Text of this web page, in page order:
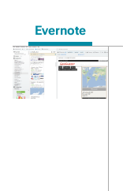
Evernote